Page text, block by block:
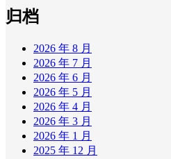
归档
2026 年 8 月
2026 年 7 月
2026 年 6 月
2026 年 5 月
2026 年 4 月
2026 年 3 月
2026 年 1 月
2025 年 12 月